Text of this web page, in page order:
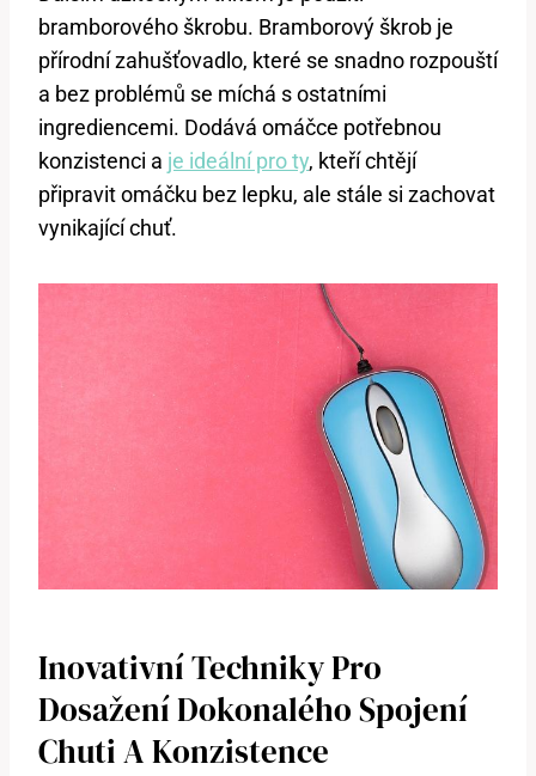
bramborového škrobu. Bramborový škrob je
přírodní zahušťovadlo, které se snadno rozpouští
a bez problémů se míchá s ostatními
ingrediencemi. Dodává omáčce potřebnou
konzistenci a je ideální pro ty, kteří chtějí
připravit omáčku bez lepku, ale stále si zachovat
vynikající chuť.
Inovativní Techniky Pro
Dosažení Dokonalého Spojení
Chuti A Konzistence